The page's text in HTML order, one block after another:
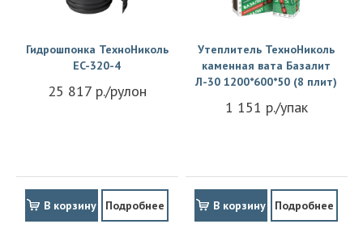
Гидрошпонка ТехноНиколь
EC-320-4
25 817 р./рулон
В корзину Подробнее
Утеплитель ТехноНиколь
каменная вата Базалит
Л-30 1200*600*50 (8 плит)
1 151 р./упак
В корзину Подробнее